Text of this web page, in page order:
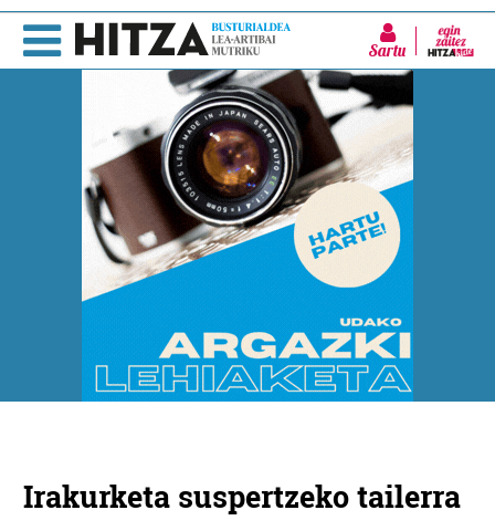
Sartu
Irakurketa suspertzeko tailerra